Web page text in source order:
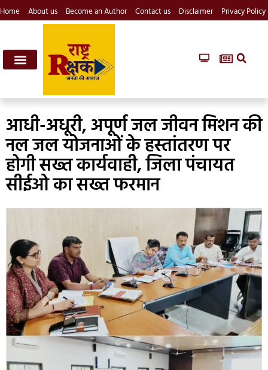
Home About us Become an Author Contact us Disclaimer Privacy Policy
आधी-अधूरी, अपूर्ण जल जीवन मिशन की
नल जल योजनाओं के हस्तांतरण पर
होगी सख्त कार्यवाही, जिला पंचायत
सीईओ का सख्त फरमान